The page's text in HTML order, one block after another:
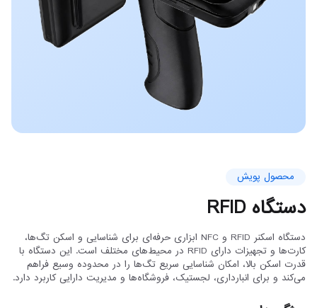
محصول پویش
دستگاه RFID
دستگاه اسکنر RFID و NFC ابزاری حرفه‌ای برای شناسایی و اسکن تگ‌ها،
کارت‌ها و تجهیزات دارای RFID در محیط‌های مختلف است. این دستگاه با
قدرت اسکن بالا، امکان شناسایی سریع تگ‌ها را در محدوده وسیع فراهم
می‌کند و برای انبارداری، لجستیک، فروشگاه‌ها و مدیریت دارایی کاربرد دارد.